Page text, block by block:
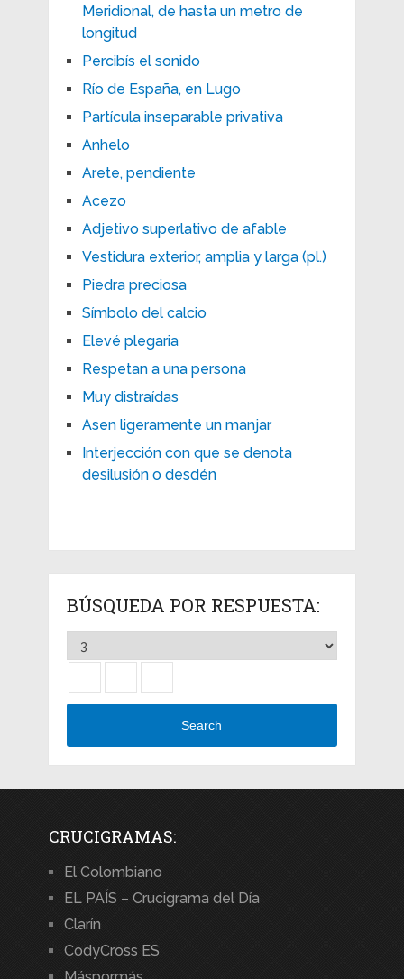
Meridional, de hasta un metro de
longitud
Percibís el sonido
Río de España, en Lugo
Partícula inseparable privativa
Anhelo
Arete, pendiente
Acezo
Adjetivo superlativo de afable
Vestidura exterior, amplia y larga (pl.)
Piedra preciosa
Símbolo del calcio
Elevé plegaria
Respetan a una persona
Muy distraídas
Asen ligeramente un manjar
Interjección con que se denota
desilusión o desdén
BÚSQUEDA POR RESPUESTA:
Search
CRUCIGRAMAS:
El Colombiano
EL PAÍS – Crucigrama del Día
Clarín
CodyCross ES